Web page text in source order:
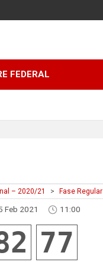
FEDERAL
– 2020/21 > Fase Regular
Feb 2021 11:00
77